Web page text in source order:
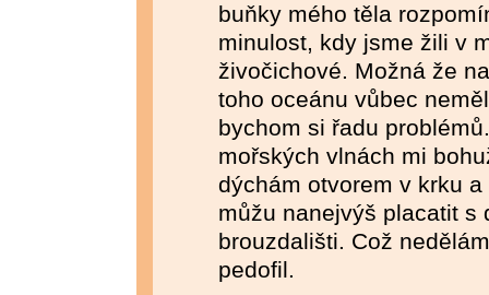
buňky mého těla
minulost, kdy jsme žili v
živočichové. Možná že
toho oceánu vůbec
bychom si řadu
mořských vlnách mi
dýchám otvorem v krku
můžu nanejvýš placatit s
brouzdališti. Což
pedofil.